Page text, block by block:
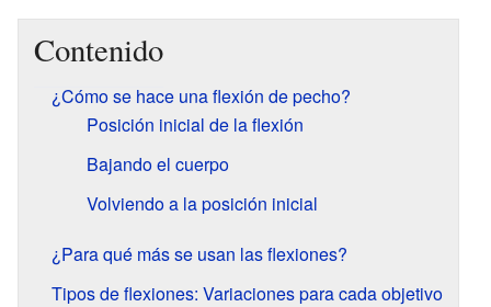
Contenido
¿Cómo se hace una flexión de pecho?
Posición inicial de la flexión
Bajando el cuerpo
Volviendo a la posición inicial
¿Para qué más se usan las flexiones?
Tipos de flexiones: Variaciones para cada objetivo